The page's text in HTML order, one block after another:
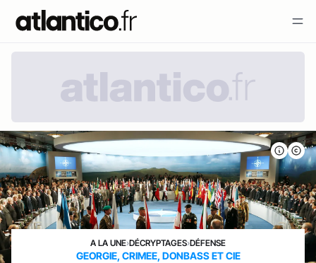
A LA UNE›DÉCRYPTAGES›DÉFENSE
GEORGIE, CRIMEE, DONBASS ET CIE